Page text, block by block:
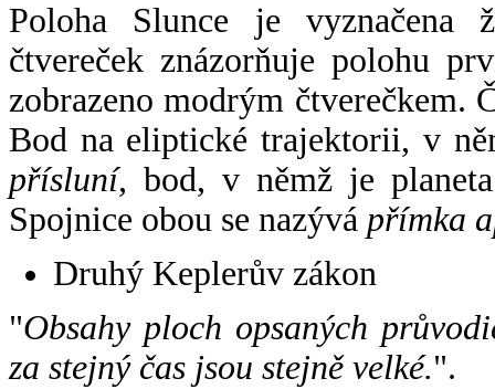
Poloha Slunce je vyznačena
čtvereček znázorňuje polohu
zobrazeno modrým čtverečkem.
Bod na eliptické trajektorii, v
přísluní, bod, v němž je
Spojnice obou se nazývá přímka
Druhý Keplerův zákon
"Obsahy ploch opsaných
za stejný čas jsou stejně velké.".